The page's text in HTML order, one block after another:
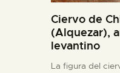
Ciervo de
(Alquezar),
levantino
La figura del